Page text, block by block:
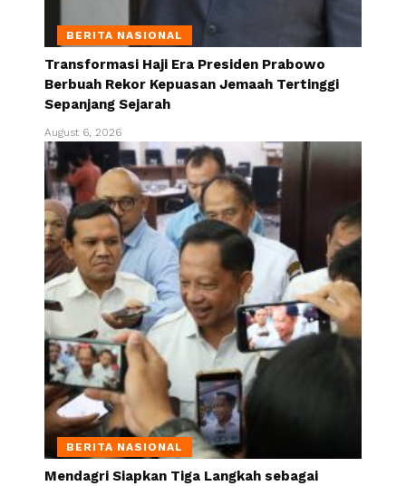
BERITA NASIONAL
Transformasi Haji Era Presiden Prabowo
Berbuah Rekor Kepuasan Jemaah Tertinggi
Sepanjang Sejarah
August 6, 2026
BERITA NASIONAL
Mendagri Siapkan Tiga Langkah sebagai